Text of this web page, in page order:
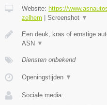
Website: https://
zelhem | Screenshot ▼
Een deuk, kras of ernstige
ASN ▼
Diensten onbekend
Openingstijden ▼
Sociale media: